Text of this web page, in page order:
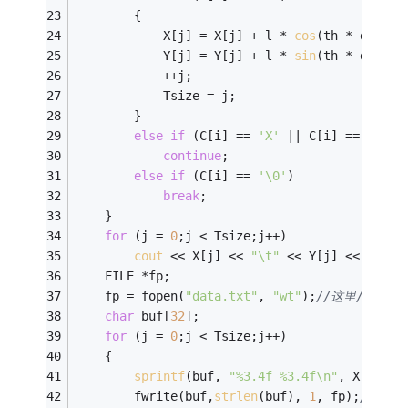
        {
            X[j] = X[j] + l *
cos (th * dtor);
            Y[j] = Y[j] + l *
sin(th * dtor);
            ++j;
            Tsize = j;
        }
else if (C[i] == 'X' || C[i] ==
continue;
else if (C[i] == '\0' )
break;
    }
for (j = 0;j < Tsize;j++)
cout << X[j] << "\t" << Y[j] <<
    FILE *fp;
    fp = fopen(
"data.txt" , "wt" );//这里/
char buf[32];
for (j = 0;j < Tsize;j++)
    {
sprintf(buf, "%3.4f %3.4f\n" , X[j],
        fwrite(buf,
strlen(buf), 1, fp);//乱码